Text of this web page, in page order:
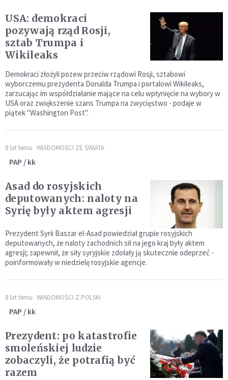
USA: demokraci
pozywają rząd Rosji,
sztab Trumpa i
Wikileaks
Demokraci złożyli pozew przeciw rządowi Rosji, sztabowi
wyborczemu prezydenta Donalda Trumpa i portalowi Wikileaks,
zarzucając im współdziałanie mające na celu wpłynięcie na wybory w
USA oraz zwiększenie szans Trumpa na zwycięstwo - podaje w
piątek "Washington Post".
8 lat temu WIADOMOŚCI ZE ŚWIATA
PAP / kk
Asad do rosyjskich
deputowanych: naloty na
Syrię były aktem agresji
Prezydent Syrii Baszar el-Asad powiedział grupie rosyjskich
deputowanych, że naloty zachodnich sił na jego kraj były aktem
agresji; zapewnił, że siły syryjskie zdołały ją skutecznie odeprzeć -
poinformowały w niedzielę rosyjskie agencje.
8 lat temu WIADOMOŚCI Z POLSKI
PAP / kk
Prezydent: po katastrofie
smoleńskiej ludzie
zobaczyli, że potrafią być
razem